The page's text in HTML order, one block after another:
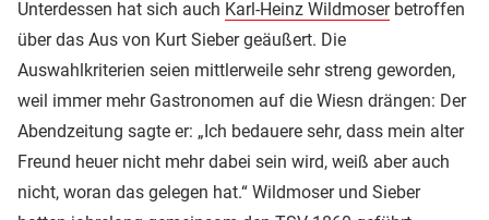
Unterdessen hat sich auch Karl-Heinz Wildmoserbetroffen
über das Aus von Kurt Sieber geäußert. Die
Auswahlkriterien seien mittlerweile sehr streng geworden,
weil immer mehr Gastronomen auf die Wiesn drängen: Der
Abendzeitung sagte er: „Ich bedauere sehr, dass mein alter
Freund heuer nicht mehr dabei sein wird, weiß aber auch
nicht, woran das gelegen hat.“ Wildmoser und Sieber